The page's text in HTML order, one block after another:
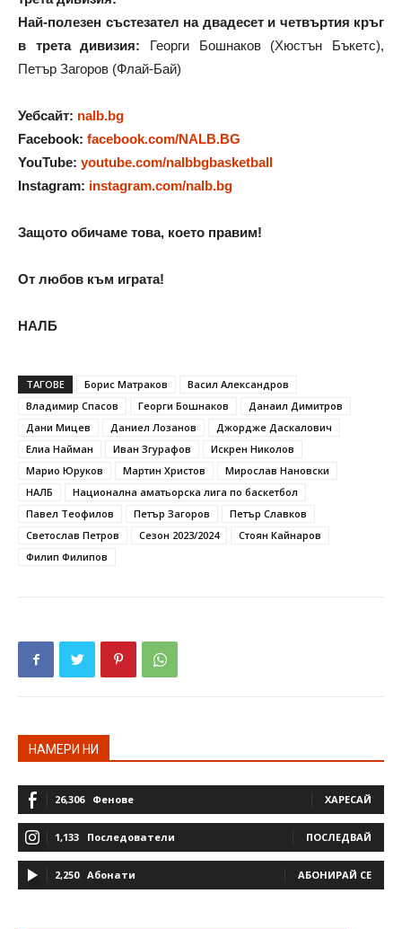
Най-полезен състезател на двадесет и четвъртия кръг
в трета дивизия: Георги Бошнаков (Хюстън Бъкетс),
Петър Загоров (Флай-Бай)
Уебсайт: nalb.bg
Facebook: facebook.com/NALB.BG
YouTube: youtube.com/nalbbgbasketball
Instagram: instagram.com/nalb.bg
Защото обичаме това, което правим!
От любов към играта!
НАЛБ
ТАГОВЕ Борис Матраков
Васил Александров
Владимир Спасов
Георги Бошнаков
Данаил Димитров
Дани Мицев
Даниел Лозанов
Джордже Даскалович
Елиа Найман
Иван Згурафов
Искрен Николов
Марио Юруков
Мартин Христов
Мирослав Нановски
НАЛБ
Национална аматьорска лига по баскетбол
Павел Теофилов
Петър Загоров
Петър Славков
Светослав Петров
Сезон 2023/2024
Стоян Кайнаров
Филип Филипов
НАМЕРИ НИ
26,306 Фенове ХАРЕСАЙ
1,133 Последователи ПОСЛЕДВАЙ
2,250 Абонати АБОНИРАЙ СЕ